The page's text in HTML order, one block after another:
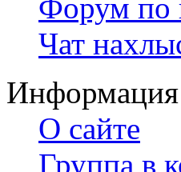
Форум по
Чат
Информация
О сайте
Группа в